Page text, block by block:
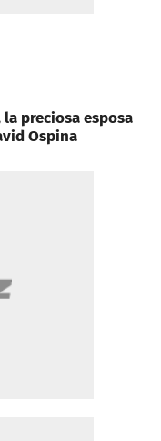
la preciosa esposa
Ospina